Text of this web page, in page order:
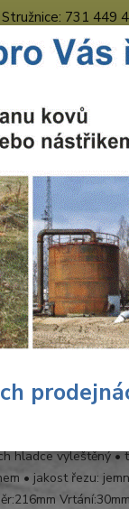
731 449
449 423
- 16.00 hod.
Wolfcraft pilový
řezy • pro dřevo,
neželezné kovy •
hladce vyleštěný •
• jakost řezu: